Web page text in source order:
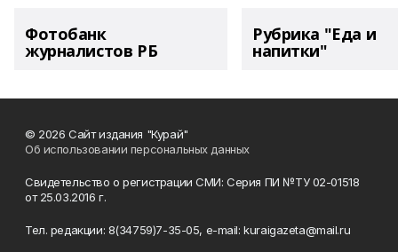
Фотобанк
журналистов РБ
Рубрика "Еда и
напитки"
© 2026 Сайт издания "Курай"
Об использовании персональных данных
Свидетельство о регистрации СМИ: Серия ПИ №ТУ 02-01518
от 25.03.2016 г.
Тел. редакции: 8(34759)7-35-05, e-mail: kuraigazeta@mail.ru